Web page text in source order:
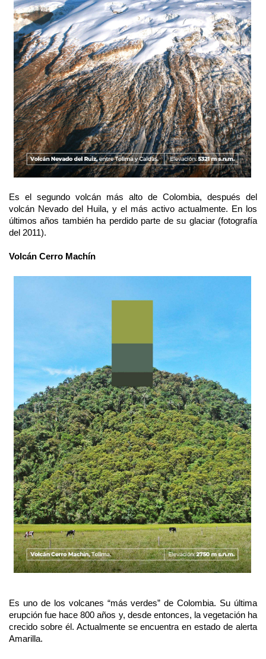
Es el segundo volcán más alto de Colombia, después del
volcán Nevado del Huila, y el más activo actualmente. En los
últimos años también ha perdido parte de su glaciar (fotografía
del 2011).
Volcán Cerro Machín
Es uno de los volcanes “más verdes” de Colombia. Su última
erupción fue hace 800 años y, desde entonces, la vegetación ha
crecido sobre él. Actualmente se encuentra en estado de alerta
Amarilla.